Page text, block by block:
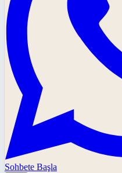
Sohbete Başla